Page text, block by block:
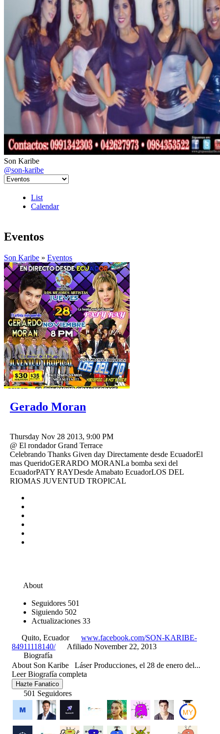
Son Karibe
@son-karibe
List
Calendar
Eventos
Son Karibe » Eventos
Gerado Moran
Thursday Nov 28 2013, 9:00 PM
@ El rondador Grand Terrace
Celebrando Thanks Given day Directamente desde EcuadorEl
mas QueridoGERARDO MORANLa bomba sexi del
EcuadorPATY RAYDesde Amabato EcuadorLOS DEL
RIOMAS JUVENTUD TROPICAL
About
Seguidores 501
Siguiendo 502
Actualizaciones 33
Quito, Ecuador
www.facebook.com/SON-KARIBE-
84911118140/
Afiliado November 22, 2013
Biografía
About Son Karibe Láser Producciones, el 28 de enero del...
Leer Biografía completa
Hazte Fanatico
501 Seguidores